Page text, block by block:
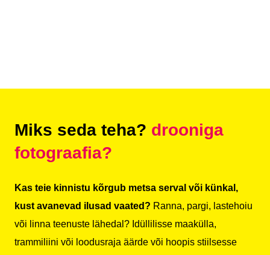
Miks seda teha? drooniga
fotograafia?
Kas teie kinnistu kõrgub metsa serval või künkal,
kust avanevad ilusad vaated? Ranna, pargi, lastehoiu
või linna teenuste lähedal? Idüllilisse maakülla,
trammiliini või loodusraja äärde või hoopis stiilsesse